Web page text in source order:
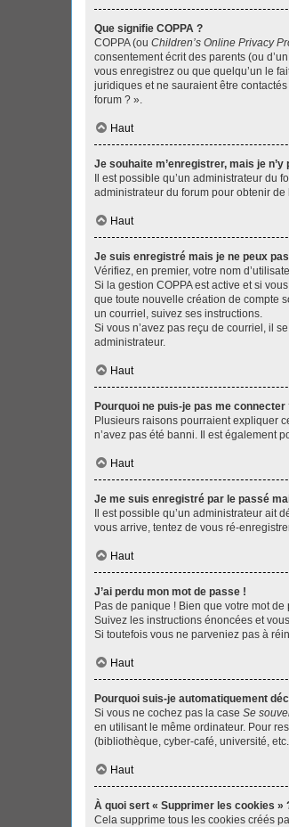
Que signifie COPPA ?
COPPA (ou Children’s Online Privacy
consentement écrit des parents (ou
vous enregistrez ou que quelqu’un le
juridiques et ne sauraient être
forum ? ».
Haut
Je souhaite m’enregistrer, mais je n’y
Il est possible qu’un administrateur
administrateur du forum pour obtenir de
Haut
Je suis enregistré mais je ne peux
Vérifiez, en premier, votre nom
Si la gestion COPPA est active et si
que toute nouvelle création de compte
un courriel, suivez ses instructions.
Si vous n’avez pas reçu de courriel, il
administrateur.
Haut
Pourquoi ne puis-je pas me connecter
Plusieurs raisons pourraient expliquer
n’avez pas été banni. Il est également
Haut
Je me suis enregistré par le passé
Il est possible qu’un administrateur
vous arrive, tentez de vous ré-
Haut
J’ai perdu mon mot de passe !
Pas de panique ! Bien que votre mot
Suivez les instructions énoncées et
Si toutefois vous ne parveniez pas à
Haut
Pourquoi suis-je automatiquement
Si vous ne cochez pas la case Se
en utilisant le même ordinateur. Pour
(bibliothèque, cyber-café, université,
Haut
À quoi sert « Supprimer les cookies »
Cela supprime tous les cookies créés